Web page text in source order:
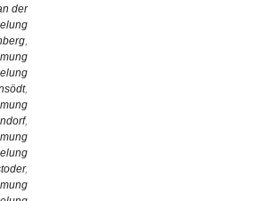
der
,
,
,
,